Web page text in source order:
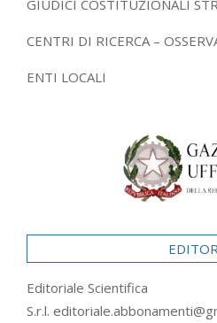
GIUDICI COSTITUZIONALI
CENTRI DI RICERCA –
ENTI LOCALI
Editoriale Scientifica
S.r.l.